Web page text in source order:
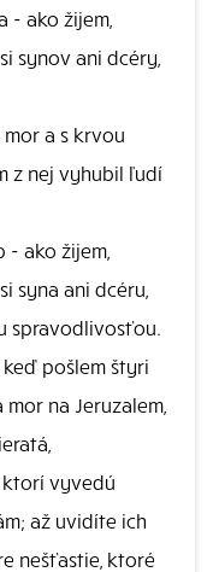
- ako žijem,
synov ani dcéry,
a s krvou
z nej vyhubil ľudí
- ako žijem,
syna ani dcéru,
spravodlivosťou.
pošlem štyri
na Jeruzalem,
ktorí vyvedú
až uvidíte ich
nešťastie, ktoré